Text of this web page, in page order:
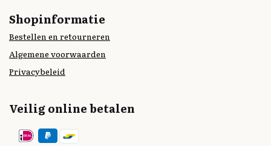
Shopinformatie
Bestellen en retourneren
Algemene voorwaarden
Privacybeleid
Veilig online betalen